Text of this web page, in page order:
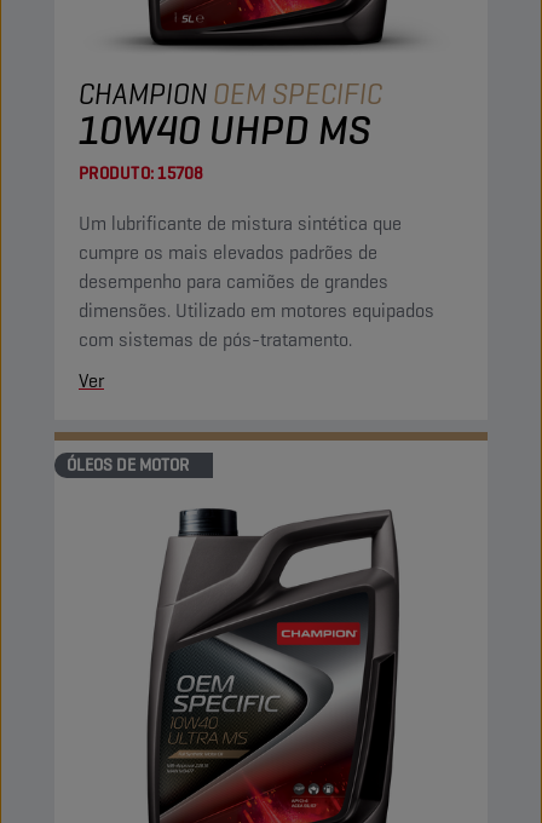
CHAMPIONOEM SPECIFIC
10W40 UHPD MS
PRODUTO:15708
Um lubrificante de mistura sintética que
cumpre os mais elevados padrões de
desempenho para camiões de grandes
dimensões. Utilizado em motores equipados
com sistemas de pós-tratamento.
Ver
ÓLEOS DE MOTOR